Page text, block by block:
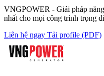
VNGPOWER - Giải pháp
nhất cho mọi công trình trọng
Liên hệ ngay Tải profile (PDF)